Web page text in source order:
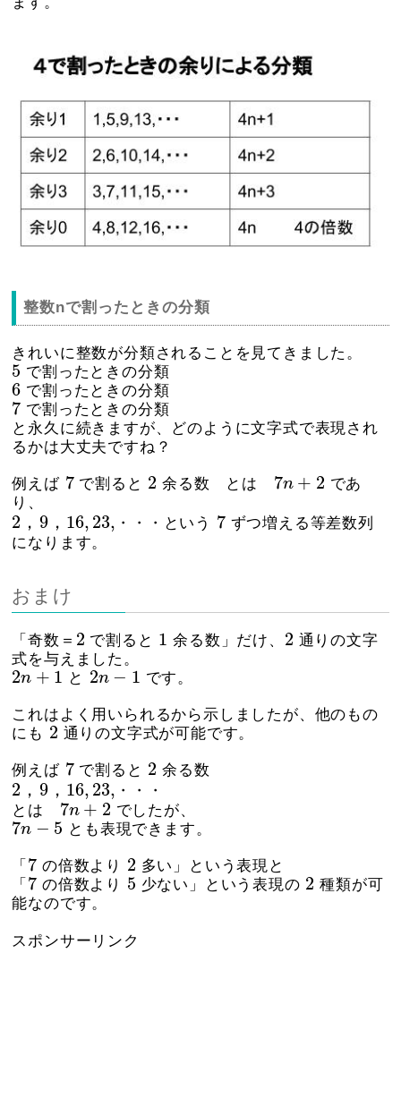
整数nで割ったときの分類
きれいに整数が分類されることを見てきました。
5
5 で割ったときの分類
6
6 で割ったときの分類
7
7 で割ったときの分類
と永久に続きますが、どのように文字式で表現され
るかは大丈夫ですね？
例えば 7
7で割ると 2
2 余る数 とは 7n + 2
7n +2
であ
り、
2 ， 9， 16, 23,
2， 9 ，16 23
・・・という 7
7ずつ増える等差数列
になります。
おまけ
「奇数＝ 2
2 で割ると 1
1 余る数」だけ、 2
2 通りの文字
式を与えました。
2n + 1
2n+1 と 2n − 1
2n−1 です。
これはよく用いられるから示しましたが、他のもの
にも 2
2 通りの文字式が可能です。
例えば 7
7で割ると 2
2 余る数
2 ， 9， 16, 23,
2，9，16,23 ,
・・・
とは 7n + 2
7n +2 でしたが、
7n − 5
7n− とも表現できます。
「 7
7 の倍数より 2
2 多い」という表現と
「 7
7 の倍数より 5
5 少ない」という表現の 2
2 種類が可
能なのです。
スポンサーリンク